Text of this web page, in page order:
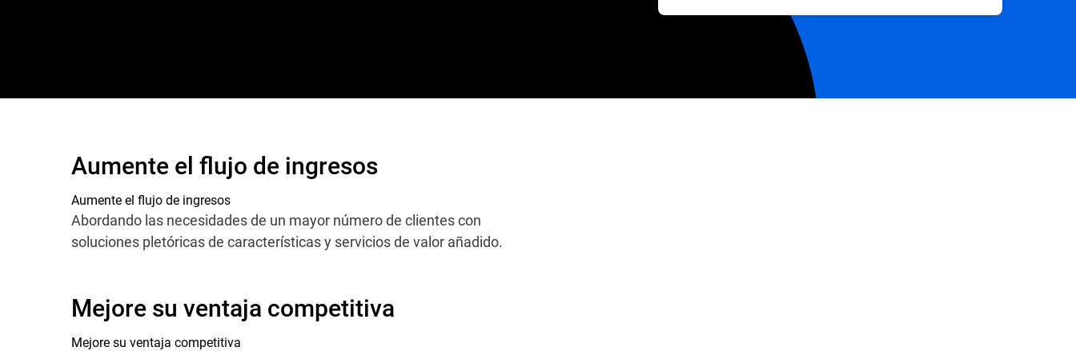
Aumente el flujo de ingresos
Aumente el flujo de ingresos
Abordando las necesidades de un mayor número de clientes con
soluciones pletóricas de características y servicios de valor añadido.
Mejore su ventaja competitiva
Mejore su ventaja competitiva